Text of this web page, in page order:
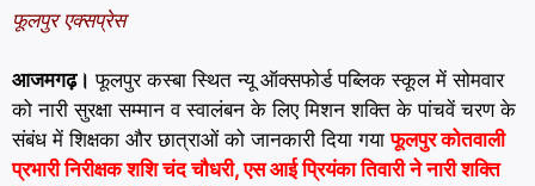
फूलपुर एक्सप्रेस
आजमगढ़। फूलपुर कस्बा स्थित न्यू ऑक्सफोर्ड पब्लिक स्कूल में सोमवार
को नारी सुरक्षा सम्मान व स्वालंबन के लिए मिशन शक्ति के पांचवें चरण के
संबंध में शिक्षका और छात्राओं को जानकारी दिया गयाफूलपुर कोतवाली
प्रभारी निरीक्षक शशि चंद चौधरी, एस आई प्रियंका तिवारी ने नारी शक्ति